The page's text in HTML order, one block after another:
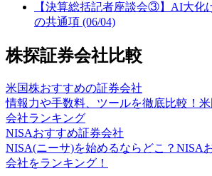
【決算総括記者座談会③】AI大化
の共通項 (06/04)
株探証券会社比較
米国株おすすめの証券会社
情報力や手数料、ツールを徹底比較！
会社ランキング
NISAおすすめ証券会社
NISA(ニーサ)を始めるならどこ？NISA
会社をランキング！